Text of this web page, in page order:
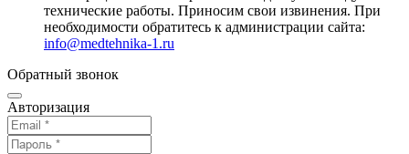
технические работы. Приносим свои извинения. При
необходимости обратитесь к администрации сайта:
info@medtehnika-1.ru
Обратный звонок
Авторизация